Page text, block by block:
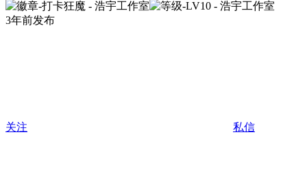
3年前发布
关注 私信